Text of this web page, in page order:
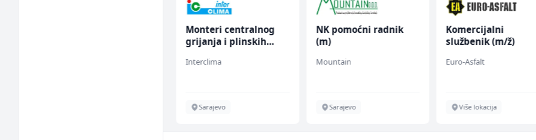
Monteri centralnog
grijanja i plinskih
Interclima
Sarajevo
NK pomoćni radnik
(m)
Mountain
Sarajevo
Komercijalni
službenik (m/ž)
Euro-Asfalt
Više lokacija